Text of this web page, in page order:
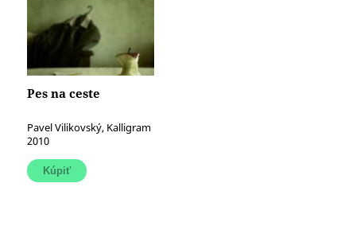
Pes na ceste
Pavel Vilikovský, Kalligram
2010